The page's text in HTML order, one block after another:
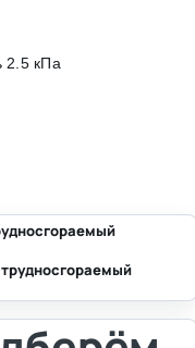
2.5 кПа